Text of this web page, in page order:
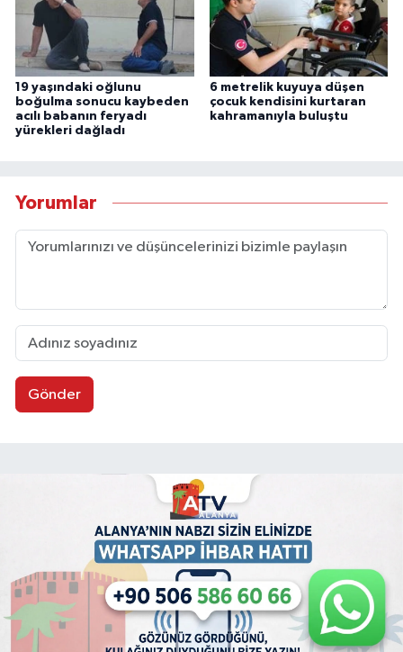
19 yaşındaki oğlunu
boğulma sonucu kaybeden
acılı babanın feryadı
yürekleri dağladı
6 metrelik kuyuya düşen
çocuk kendisini kurtaran
kahramanıyla buluştu
Yorumlar
Gönder